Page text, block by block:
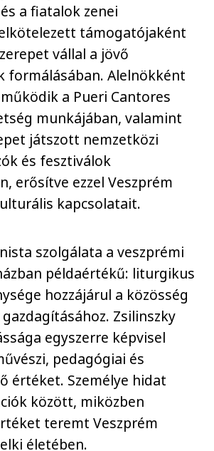
a fiatalok zenei
támogatójaként
vállal a jövő
formálásában. Alelnökként
a Pueri Cantores
munkájában, valamint
játszott nemzetközi
és fesztiválok
erősítve ezzel Veszprém
kapcsolatait.
szolgálata a veszprémi
példaértékű: liturgikus
hozzájárul a közösség
Zsilinszky
egyszerre képvisel
pedagógiai és
értéket. Személye hidat
között, miközben
teremt Veszprém
életében.